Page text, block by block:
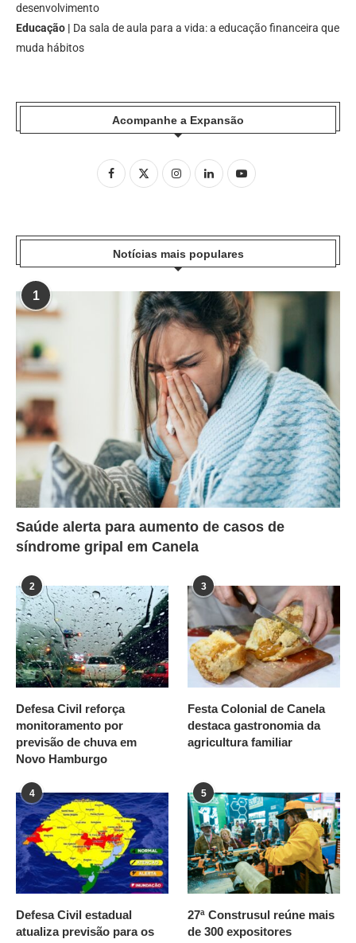
desenvolvimento
Educação | Da sala de aula para a vida: a educação financeira que
muda hábitos
Acompanhe a Expansão
Notícias mais populares
1
Saúde alerta para aumento de casos de
síndrome gripal em Canela
2
Defesa Civil reforça
monitoramento por
previsão de chuva em
Novo Hamburgo
3
Festa Colonial de Canela
destaca gastronomia da
agricultura familiar
4
Defesa Civil estadual
atualiza previsão para os
5
27ª Construsul reúne mais
de 300 expositores